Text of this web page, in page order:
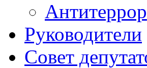
Антитеррор
Руководители
Совет